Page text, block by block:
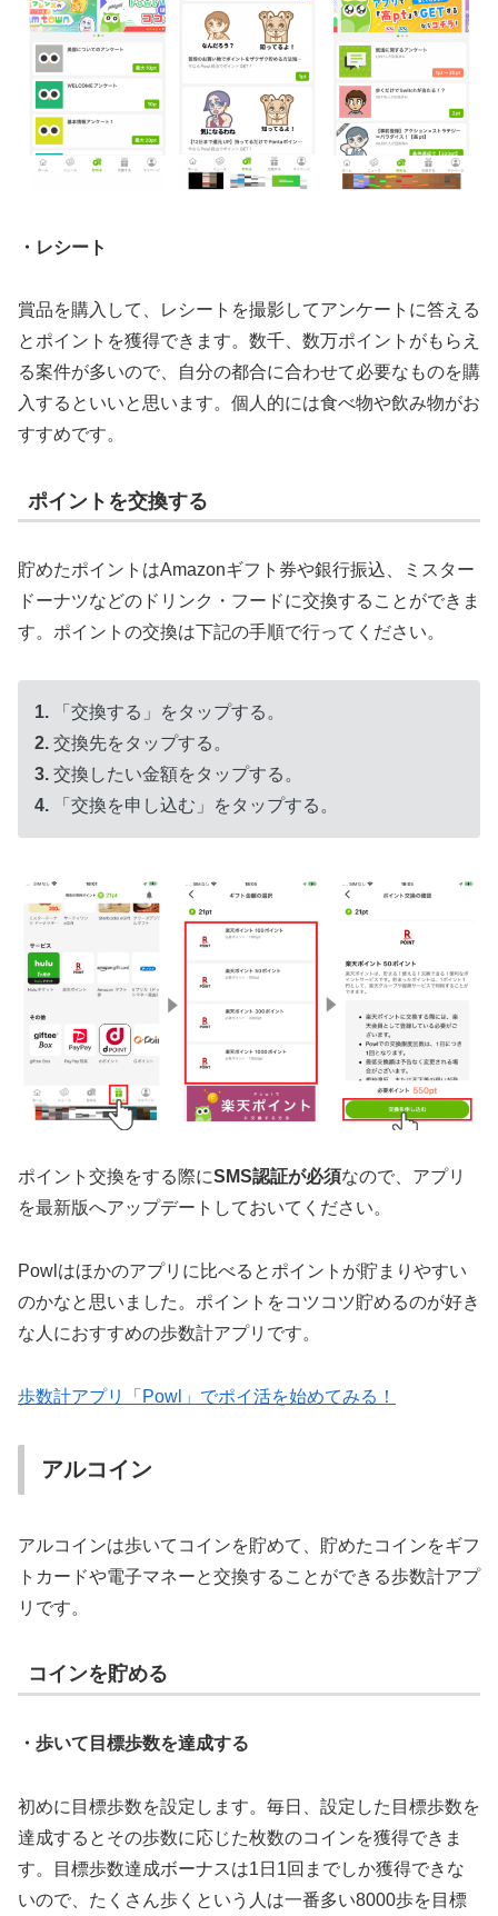
・レシート
賞品を購入して、レシートを撮影してアンケートに答える
とポイントを獲得できます。数千、数万ポイントがもらえ
る案件が多いので、自分の都合に合わせて必要なものを購
入するといいと思います。個人的には食べ物や飲み物がお
すすめです。
ポイントを交換する
貯めたポイントはAmazonギフト券や銀行振込、ミスター
ドーナツなどのドリンク・フードに交換することができま
す。ポイントの交換は下記の手順で行ってください。
1. 「交換する」をタップする。
2. 交換先をタップする。
3. 交換したい金額をタップする。
4. 「交換を申し込む」をタップする。
ポイント交換をする際にSMS認証が必須なので、アプリ
を最新版へアップデートしておいてください。
Powlはほかのアプリに比べるとポイントが貯まりやすい
のかなと思いました。ポイントをコツコツ貯めるのが好き
な人におすすめの歩数計アプリです。
歩数計アプリ「Powl」でポイ活を始めてみる！
アルコイン
アルコインは歩いてコインを貯めて、貯めたコインをギフ
トカードや電子マネーと交換することができる歩数計アプ
リです。
コインを貯める
・歩いて目標歩数を達成する
初めに目標歩数を設定します。毎日、設定した目標歩数を
達成するとその歩数に応じた枚数のコインを獲得できま
す。目標歩数達成ボーナスは1日1回までしか獲得できな
いので、たくさん歩くという人は一番多い8000歩を目標